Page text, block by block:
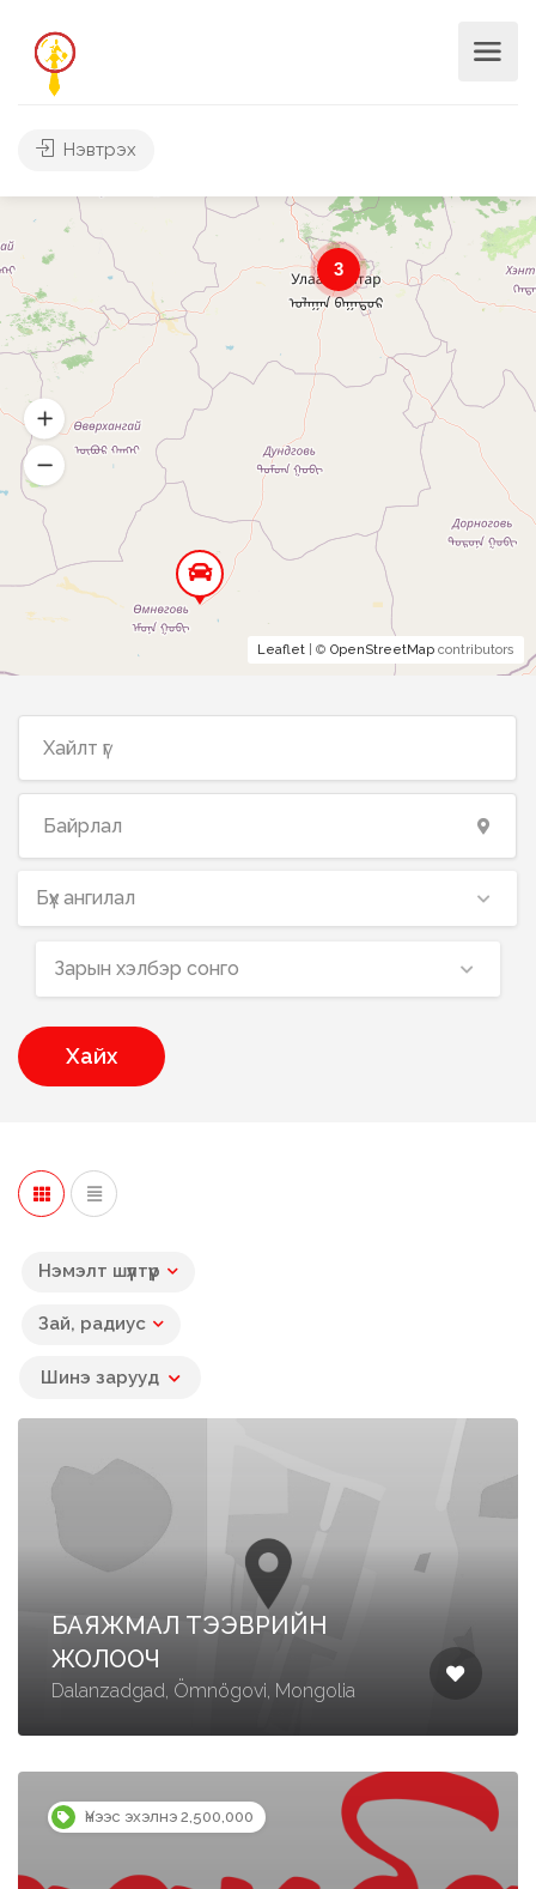
Нэвтрэх
3
Leaflet | © OpenStreetMap contributors
Бүх ангилал
Зарын хэлбэр сонго
Хайх
Нэмэлт шүүлтүүр
Зай, радиус
Шинэ зарууд
БАЯЖМАЛ ТЭЭВРИЙН
ЖОЛООЧ
Dalanzadgad, Ömnögovi, Mongolia
Үнээс эхэлнэ 2,500,000